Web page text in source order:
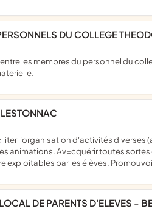
DU COLLEGE
LESTONNAC
animations. Av=cquérir toutes
exploitables par les élèves.
LOCAL DE PARENTS D'ELEVES